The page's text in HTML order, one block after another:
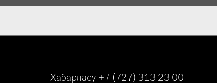
Хабарласу +7 (727) 313 23 00